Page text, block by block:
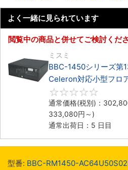
よく一緒に見られています
閲覧中の商品と併せてご検討くだ
ミスミ
BBC-1450シリーズ第
Celeron対応小型フロ
通常価格(税別)：
333,080円 ～)
通常出荷日：5 日目
型番: BBC-RM1450-